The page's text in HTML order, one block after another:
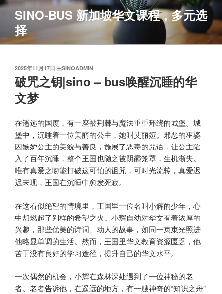
跳
容
SINO-BUS 新加坡华文课程，多元选
择
发
布
于
2025年11月17日 由SINOADMIN
破咒之钥|sino – bus唤醒沉睡的华
文梦
在遥远的国度，有一座被荆棘与魔法重重环绕的城堡。城
堡中，沉睡着一位美丽的公主，她叫艾丽娅。邪恶的巫婆
因嫉妒公主的美貌与善良，施展了恶毒的咒语，让公主陷
入了百年沉睡，整个王国也随之被阴霾笼罩，生机渐失。
唯有真爱之吻能打破这可怕的诅咒，可时光流转，真爱迟
迟未现，王国在沉睡中愈发死寂。
在这看似绝望的情境里，王国里一位名叫小辉的少年，心
中却燃起了别样的希望之火。小辉自幼对华文有着浓厚的
兴趣，那些优美的诗词、动人的故事，如同一束束光照进
他略显单调的生活。然而，王国里华文教育资源匮乏，他
苦于没有良好的学习途径，提升自己的华文水平。
一次偶然的机会，小辉在森林深处遇到了一位神秘的老
者。老者告诉他，在遥远的地方，有一艘神奇的“知识之舟”